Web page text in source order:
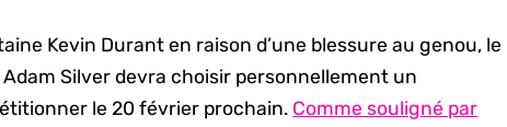
Kevin Durant en raison d’une blessure au genou, le
Silver devra choisir personnellement un
le 20 février prochain. Comme souligné par